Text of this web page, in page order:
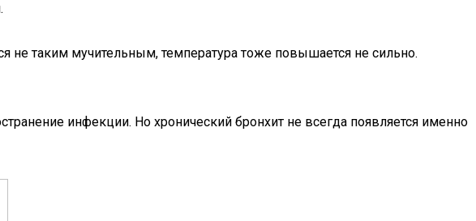
не таким мучительным, температура тоже повышается не сильно.
инфекции. Но хронический бронхит не всегда появляется именно